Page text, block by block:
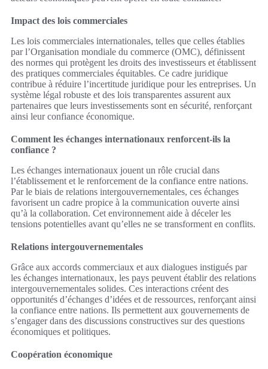
Impact des lois commerciales
Les lois commerciales internationales, telles que celles établies
par l’Organisation mondiale du commerce (OMC), définissent
des normes qui protègent les droits des investisseurs et établissent
des pratiques commerciales équitables. Ce cadre juridique
contribue à réduire l’incertitude juridique pour les entreprises. Un
système légal robuste et des lois transparentes assurent aux
partenaires que leurs investissements sont en sécurité, renforçant
ainsi leur confiance économique.
Comment les échanges internationaux renforcent-ils la
confiance ?
Les échanges internationaux jouent un rôle crucial dans
l’établissement et le renforcement de la confiance entre nations.
Par le biais de relations intergouvernementales, ces échanges
favorisent un cadre propice à la communication ouverte ainsi
qu’à la collaboration. Cet environnement aide à déceler les
tensions potentielles avant qu’elles ne se transforment en conflits.
Relations intergouvernementales
Grâce aux accords commerciaux et aux dialogues instigués par
les échanges internationaux, les pays peuvent établir des relations
intergouvernementales solides. Ces interactions créent des
opportunités d’échanges d’idées et de ressources, renforçant ainsi
la confiance entre nations. Ils permettent aux gouvernements de
s’engager dans des discussions constructives sur des questions
économiques et politiques.
Coopération économique